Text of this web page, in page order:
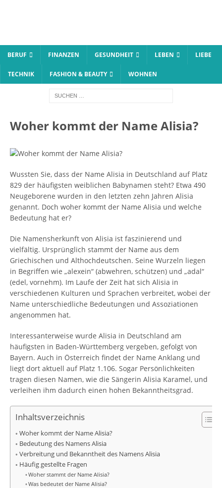
BERUF FINANZEN GESUNDHEIT LEBEN LIEBE
TECHNIK FASHION & BEAUTY WOHNEN
Woher kommt der Name Alisia?
Wussten Sie, dass der Name Alisia in Deutschland auf Platz
829 der häufigsten weiblichen Babynamen steht? Etwa 490
Neugeborene wurden in den letzten zehn Jahren Alisia
genannt. Doch woher kommt der Name Alisia und welche
Bedeutung hat er?
Die Namensherkunft von Alisia ist faszinierend und
vielfältig. Ursprünglich stammt der Name aus dem
Griechischen und Althochdeutschen. Seine Wurzeln liegen
in Begriffen wie „alexein“ (abwehren, schützen) und „adal“
(edel, vornehm). Im Laufe der Zeit hat sich Alisia in
verschiedenen Kulturen und Sprachen verbreitet, wobei der
Name unterschiedliche Bedeutungen und Assoziationen
angenommen hat.
Interessanterweise wurde Alisia in Deutschland am
häufigsten in Baden-Württemberg vergeben, gefolgt von
Bayern. Auch in Österreich findet der Name Anklang und
liegt dort aktuell auf Platz 1.106. Sogar Persönlichkeiten
tragen diesen Namen, wie die Sängerin Alisia Karamel, und
verleihen ihm dadurch einen hohen Bekanntheitsgrad.
Inhaltsverzeichnis
Woher kommt der Name Alisia?
Bedeutung des Namens Alisia
Verbreitung und Bekanntheit des Namens Alisia
Häufig gestellte Fragen
Woher stammt der Name Alisia?
Was bedeutet der Name Alisia?